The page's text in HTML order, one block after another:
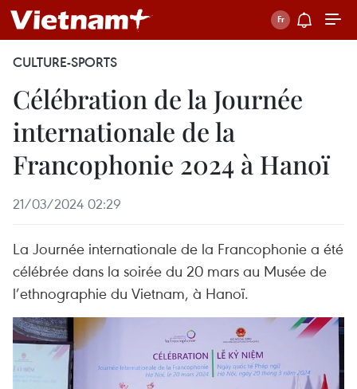
CULTURE-SPORTS
Célébration de la Journée
internationale de la
Francophonie 2024 à Hanoï
21/03/2024 02:29
La Journée internationale de la Francophonie a été
célébrée dans la soirée du 20 mars au Musée de
l’ethnographie du Vietnam, à Hanoï.